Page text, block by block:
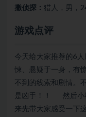
撒侦探： 猎人，男，
游戏点评
今天给大家推荐的6
悚、悬疑于一身，有
不到的线索和剧情。
是凶手！！ 然后小
来先带大家感受一下